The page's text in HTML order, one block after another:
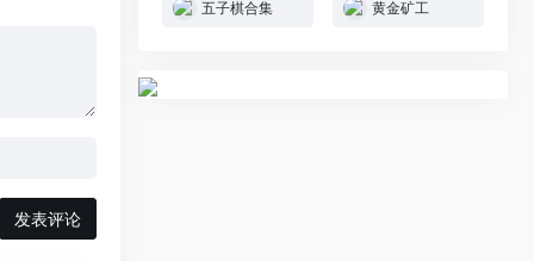
发表评论
五子棋合集 黄金矿工